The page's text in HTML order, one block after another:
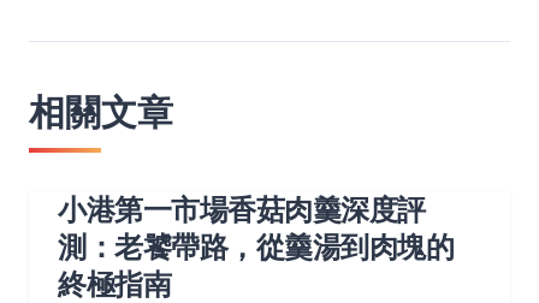
相關文章
小港第一市場香菇肉羹深度評
測：老饕帶路，從羹湯到肉塊的
終極指南